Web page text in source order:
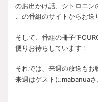
のお出かけ話、シトロエン
この番組のサイトからお送
そして、番組の冊子
便りお待ちしています！
それでは、来週の放送もお
来週はゲストにmabanuaさ